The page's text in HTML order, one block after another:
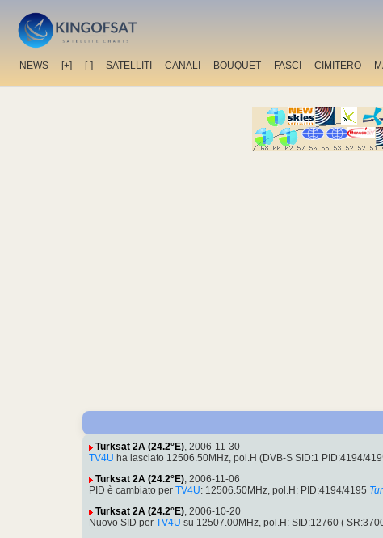
NEWS [+] [-] SATELLITI CANALI BOUQUET FASCI CIMITERO
Turksat 2A (24.2°E), 2006-11-30
TV4U ha lasciato 12506.50MHz, pol.H (DVB-S SID:1 PID:4194/
Turksat 2A (24.2°E), 2006-11-06
PID è cambiato per TV4U: 12506.50MHz, pol.H: PID:4194/4195
Turksat 2A (24.2°E), 2006-10-20
Nuovo SID per TV4U su 12507.00MHz, pol.H: SID:12760 (